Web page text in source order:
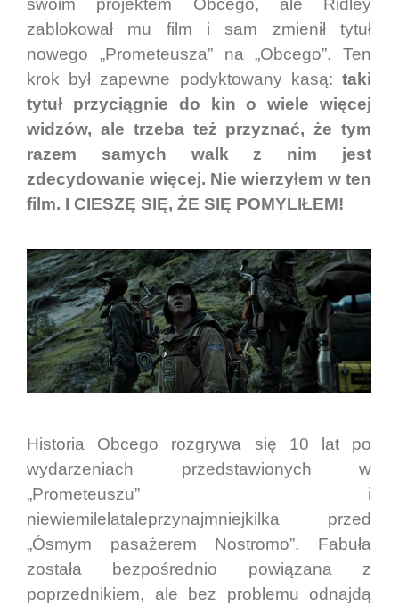
zablokował mu film i sam zmienił tytuł
nowego „Prometeusza” na „Obcego”. Ten
krok był zapewne podyktowany kasą: taki
tytuł przyciągnie do kin o wiele więcej
widzów, ale trzeba też przyznać, że tym
razem samych walk z nim jest
zdecydowanie więcej. Nie wierzyłem w ten
film. I CIESZĘ SIĘ, ŻE SIĘ POMYLIŁEM!
Historia Obcego rozgrywa się 10 lat po
wydarzeniach przedstawionych w
„Prometeuszu” i
niewiemilelataleprzynajmniejkilka przed
„Ósmym pasażerem Nostromo”. Fabuła
została bezpośrednio powiązana z
poprzednikiem, ale bez problemu odnajdą